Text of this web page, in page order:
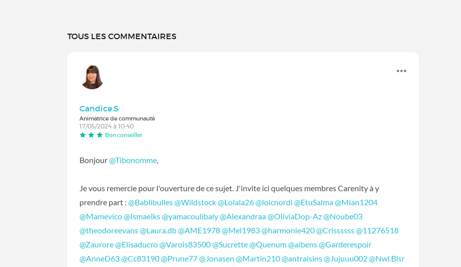
TOUS LES COMMENTAIRES
Candice.S
Animatrice de communauté
17/05/2024 à 10:40
Bon conseiller
Bonjour@Tibonomme,
Je vous remercie pour l'ouverture de ce sujet. J'invite ici quelques membres Carenity à y
prendre part :@Bablibulles@Wildstock@Lolala26@loicnordi @EtuSalma@Mlan1204
@Mamevico@Ismaelks@yamacoulibaly@Alexandraa@OliviaDop-Az@Noube03
@theodoreevans@Laura.db@AME1978@Mel1983@harmonie420@Crissssss@11276518
@Zaurore@Elisaducro@Varois83500@Sucrette@Quenum@aibens@Garderespoir
@AnneD63@Cc83190@Prune77@Jonasen @Martin210@antraisins@Jujuuu002@Nwl.Blsr